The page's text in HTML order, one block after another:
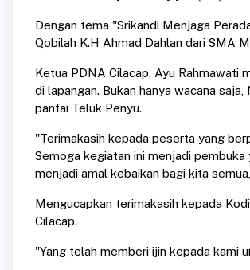
Dengan tema "Srikandi Menjaga
Qobilah K.H Ahmad Dahlan dari SMA
Ketua PDNA Cilacap, Ayu Rahmawati
di lapangan. Bukan hanya wacana
pantai Teluk Penyu.
"Terimakasih kepada peserta yang
Semoga kegiatan ini menjadi
menjadi amal kebaikan bagi kita
Mengucapkan terimakasih kepada
Cilacap.
"Yang telah memberi ijin kepada kami